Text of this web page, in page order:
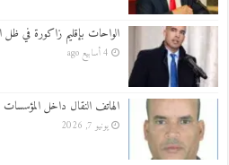
الواحات بإقليم زاكورة في ظل
4 أسابيع ago
الهاتف النقال داخل المؤسسات
يونيو 7, 2026